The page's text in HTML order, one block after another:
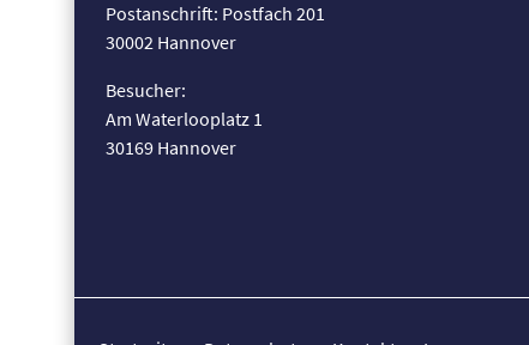
Postanschrift: Postfach 201
30002 Hannover
Besucher:
Am Waterlooplatz 1
30169 Hannover